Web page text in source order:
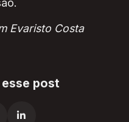
Evaristo Costa
post
